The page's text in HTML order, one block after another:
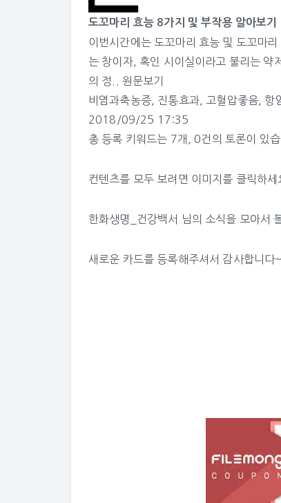
도꼬마리 효능 8가지 및 부작용 알아보기
이번시간에는 도꼬마리 효능 및 도꼬마
는 창이자, 혹인 시이실이라고 불리는 약
의 정.. 원문보기
비염과축농증, 진통효과, 고혈압좋음 ,항
2018/09/25 17:35
총 등록 키워드는 7개, 0건의 토론이 있습
컨텐츠를 모두 보려면 이미지를 클릭하세
한화생명_건강백서 님의 소식을 모아서
새로운 카드를 등록해주셔서 감사합니